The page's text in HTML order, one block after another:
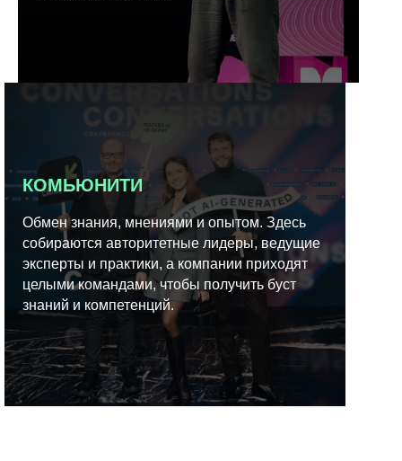
КОМЬЮНИТИ
Обмен знания, мнениями и опытом. Здесь
собираются авторитетные лидеры, ведущие
эксперты и практики, а компании приходят
целыми командами, чтобы получить буст
знаний и компетенций.
КУПИТЬ ЗАПИСИ